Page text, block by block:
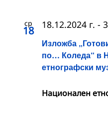
ср
18
Изложба
по… Коледа“ в
етнографски
18.12.2024 г. -
Национален